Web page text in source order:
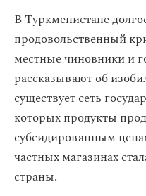
В Туркменистане
продовольственный
местные чиновники и
рассказывают об
существует сеть
которых продукты
субсидированным
частных магазинах
страны.